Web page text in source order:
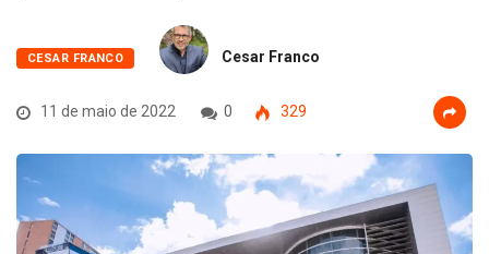
CESAR FRANCO Cesar Franco
11 de maio de 2022 0 329